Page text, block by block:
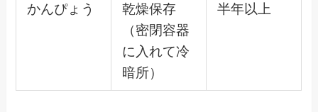
かんぴょう
乾燥保存
（密閉容器
に入れて冷
暗所）
半年以上